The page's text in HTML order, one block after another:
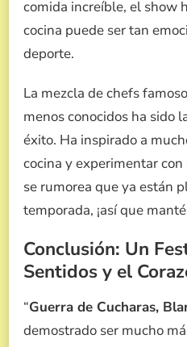
comida increíble, el show
cocina puede ser tan
deporte.
La mezcla de chefs
menos conocidos ha sido
éxito. Ha inspirado a
cocina y experimentar
se rumorea que ya están
temporada, ¡así que
Conclusión: Un
Sentidos y el
“Guerra de Cucharas,
demostrado ser mucho